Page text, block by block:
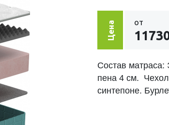
Цена от
Состав
пена 4 см.
синтепоне.